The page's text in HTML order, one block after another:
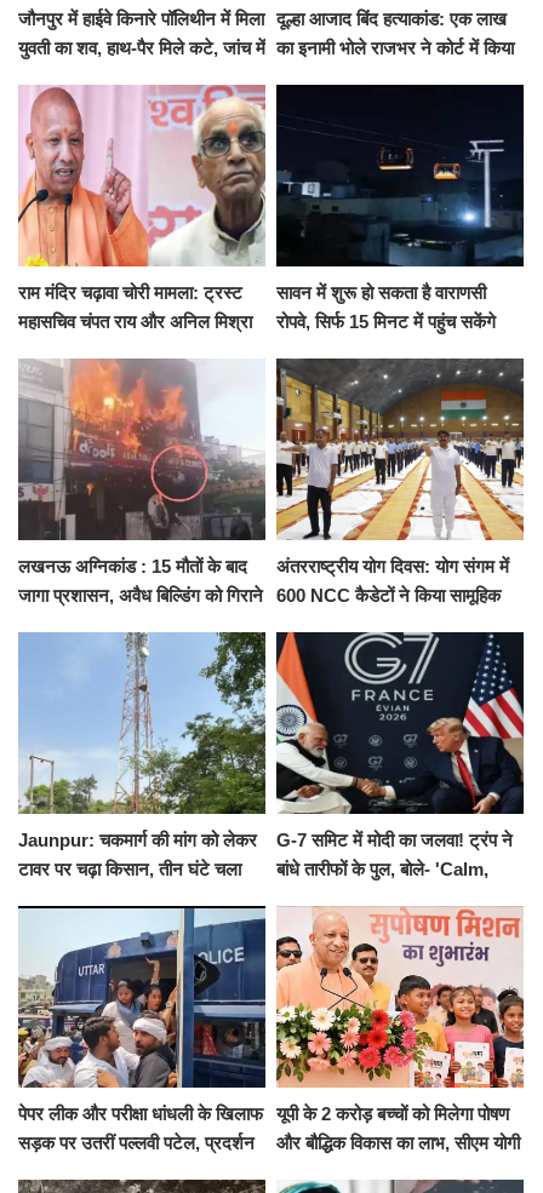
जौनपुर में हाईवे किनारे पॉलिथीन में मिला
युवती का शव, हाथ-पैर मिले कटे, जांच में
दूल्हा आजाद बिंद हत्याकांड: एक लाख
का इनामी भोले राजभर ने कोर्ट में किया
राम मंदिर चढ़ावा चोरी मामला: ट्रस्ट
महासचिव चंपत राय और अनिल मिश्रा
को नहीं...
सावन में शुरू हो सकता है वाराणसी
रोपवे, सिर्फ 15 मिनट में पहुंच सकेंगे
किराया
लखनऊ अग्निकांड : 15 मौतों के बाद
जागा प्रशासन, अवैध बिल्डिंग को गिराने
अंतरराष्ट्रीय योग दिवस: योग संगम में
600 NCC कैडेटों ने किया सामूहिक
संकल्प
Jaunpur: चकमार्ग की मांग को लेकर
टावर पर चढ़ा किसान, तीन घंटे चला
G-7 समिट में मोदी का जलवा! ट्रंप ने
बांधे तारीफों के पुल, बोले- 'Calm,
पेपर लीक और परीक्षा धांधली के खिलाफ
सड़क पर उतरीं पल्लवी पटेल, प्रदर्शन
यूपी के 2 करोड़ बच्चों को मिलेगा पोषण
और बौद्धिक विकास का लाभ, सीएम योगी